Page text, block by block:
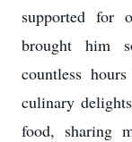
supported for
brought him
countless
culinary
food, sharing